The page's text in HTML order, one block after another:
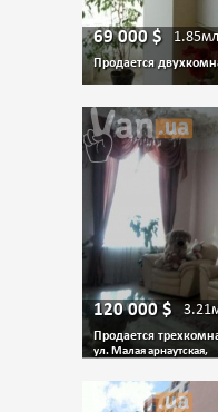
69 000$
Продается
120 000$
Продается
ул. Малая арнаутская,